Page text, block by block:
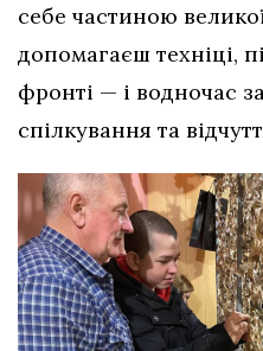
себе частиною
допомагаєш техніці,
фронті — і водночас
спілкування та